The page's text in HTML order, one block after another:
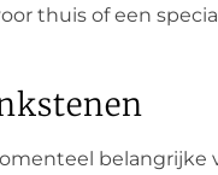
thuis of een
belangrijke